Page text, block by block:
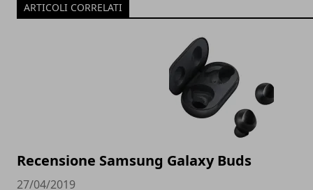
ARTICOLI CORRELATI
Recensione Samsung Galaxy Buds
27/04/2019